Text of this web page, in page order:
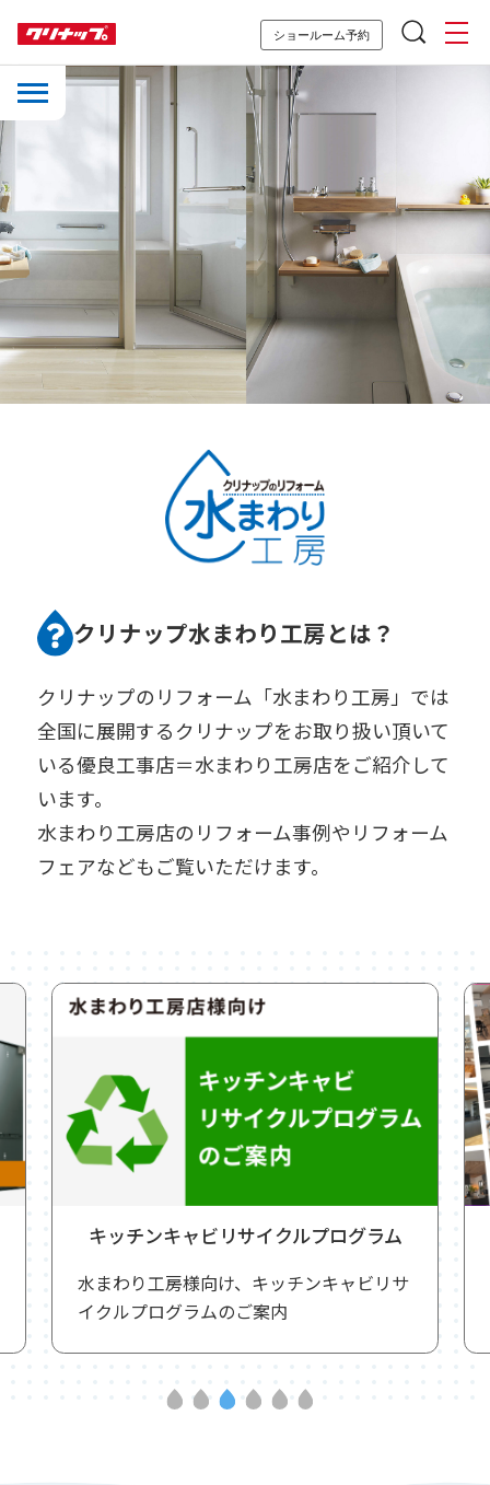
ショールーム予約
クリナップ水まわり工房とは？
クリナップのリフォーム「水まわり工房」では
全国に展開するクリナップをお取り扱い頂いて
いる優良工事店＝水まわり工房店をご紹介して
います。
水まわり工房店のリフォーム事例やリフォーム
フェアなどもご覧いただけます。
キッチンキャビリサイクルプログラム
水まわり工房様向け、キッチンキャビリサ
イクルプログラムのご案内